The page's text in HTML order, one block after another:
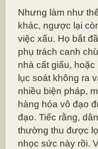
Nhưng làm như
khác, ngược lại
việc xấu. Họ bắt
phụ trách canh
nhà cất giấu,
lục soát không ra
nhiều biện pháp,
hàng hóa vô đạo
đạo. Tiếc rằng,
thường thu được
nhọc sức này rồi.